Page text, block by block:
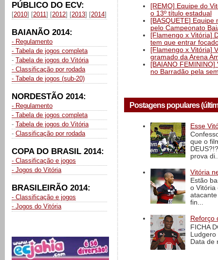
PÚBLICO DO ECV:
[2010] [2011] [2012] [2013] [2014]
BAIANÃO 2014:
- Regulamento
- Tabela de jogos completa
- Tabela de jogos do Vitória
- Classificação por rodada
- Tabela de jogos (sub-20)
NORDESTÃO 2014:
- Regulamento
- Tabela de jogos completa
- Tabela de jogos do Vitória
- Classificação por rodada
COPA DO BRASIL 2014:
- Classificação e jogos
- Jogos do Vitória
BRASILEIRÃO 2014:
- Classificação e jogos
- Jogos do Vitória
[REMO] Equipe do
o 13º título estadual
[BASQUETE]
pelo Campeonato
[Flamengo x Vitória]
tem que entrar
[Flamengo x Vitória]
gramado da Arena
[BAIANO
no Barradão pela
Postagens populares
Esse
que o
prova
Vitória
Estão
o Vitória
fin...
Reforço
FICHA
Ludgero
Data de